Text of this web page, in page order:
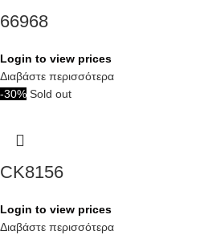
66968
Login to view prices
Διαβάστε περισσότερα
-30% Sold out
CK8156
Login to view prices
Διαβάστε περισσότερα